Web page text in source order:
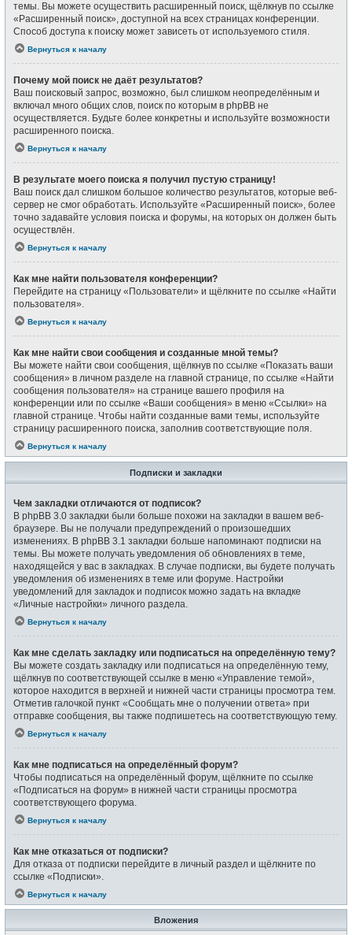
темы. Вы можете осуществить расширенный поиск, щёлкнув по ссылке
«Расширенный поиск», доступной на всех страницах конференции.
Способ доступа к поиску может зависеть от используемого стиля.
Вернуться к началу
Почему мой поиск не даёт результатов?
Ваш поисковый запрос, возможно, был слишком неопределённым и
включал много общих слов, поиск по которым в phpBB не
осуществляется. Будьте более конкретны и используйте возможности
расширенного поиска.
Вернуться к началу
В результате моего поиска я получил пустую страницу!
Ваш поиск дал слишком большое количество результатов, которые веб-
сервер не смог обработать. Используйте «Расширенный поиск», более
точно задавайте условия поиска и форумы, на которых он должен быть
осуществлён.
Вернуться к началу
Как мне найти пользователя конференции?
Перейдите на страницу «Пользователи» и щёлкните по ссылке «Найти
пользователя».
Вернуться к началу
Как мне найти свои сообщения и созданные мной темы?
Вы можете найти свои сообщения, щёлкнув по ссылке «Показать ваши
сообщения» в личном разделе на главной странице, по ссылке «Найти
сообщения пользователя» на странице вашего профиля на
конференции или по ссылке «Ваши сообщения» в меню «Ссылки» на
главной странице. Чтобы найти созданные вами темы, используйте
страницу расширенного поиска, заполнив соответствующие поля.
Вернуться к началу
Подписки и закладки
Чем закладки отличаются от подписок?
В phpBB 3.0 закладки были больше похожи на закладки в вашем веб-
браузере. Вы не получали предупреждений о произошедших
изменениях. В phpBB 3.1 закладки больше напоминают подписки на
темы. Вы можете получать уведомления об обновлениях в теме,
находящейся у вас в закладках. В случае подписки, вы будете получать
уведомления об изменениях в теме или форуме. Настройки
уведомлений для закладок и подписок можно задать на вкладке
«Личные настройки» личного раздела.
Вернуться к началу
Как мне сделать закладку или подписаться на определённую тему?
Вы можете создать закладку или подписаться на определённую тему,
щёлкнув по соответствующей ссылке в меню «Управление темой»,
которое находится в верхней и нижней части страницы просмотра тем.
Отметив галочкой пункт «Сообщать мне о получении ответа» при
отправке сообщения, вы также подпишетесь на соответствующую тему.
Вернуться к началу
Как мне подписаться на определённый форум?
Чтобы подписаться на определённый форум, щёлкните по ссылке
«Подписаться на форум» в нижней части страницы просмотра
соответствующего форума.
Вернуться к началу
Как мне отказаться от подписки?
Для отказа от подписки перейдите в личный раздел и щёлкните по
ссылке «Подписки».
Вернуться к началу
Вложения